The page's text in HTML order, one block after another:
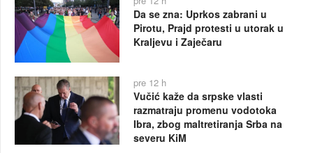
Da se zna: Uprkos zabrani u
Pirotu, Prajd protesti u utorak u
Kraljevu i Zaječaru
pre 12 h
Vučić kaže da srpske vlasti
razmatraju promenu vodotoka
Ibra, zbog maltretiranja Srba na
severu KiM